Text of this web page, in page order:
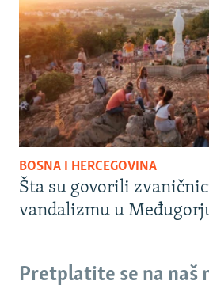
BOSNA I HERCEGOVINA
Šta su govorili
vandalizmu u
Pretplatite se na naš